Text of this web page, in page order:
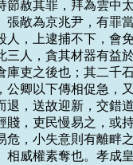
節赦其罪，拜為雲中
張敞為京兆尹，有罪
人，上逮捕不下，會
三人，貪其材器有益
庫吏之後也；其二千
公卿以下傳相促急，
退，送故迎新，交錯
賤，吏民慢易之，或
危，小失意則有離畔
相威權素奪也。孝成